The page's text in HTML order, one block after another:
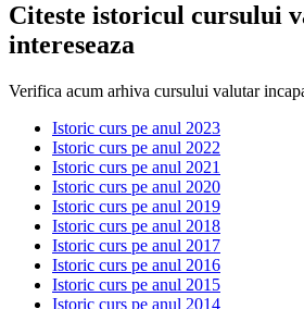
Citeste istoricul cursului
intereseaza
Verifica acum arhiva cursului valutar
Istoric curs pe anul 2023
Istoric curs pe anul 2022
Istoric curs pe anul 2021
Istoric curs pe anul 2020
Istoric curs pe anul 2019
Istoric curs pe anul 2018
Istoric curs pe anul 2017
Istoric curs pe anul 2016
Istoric curs pe anul 2015
Istoric curs pe anul 2014